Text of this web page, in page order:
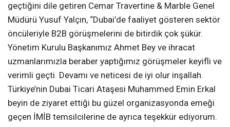
geçtiğini dile getiren Cemar Travertine & Marble Genel
Müdürü Yusuf Yalçın, “Dubai’de faaliyet gösteren sektör
öncüleriyle B2B görüşmelerini de bitirdik çok şükür.
Yönetim Kurulu Başkanımız Ahmet Bey ve ihracat
uzmanlarımızla beraber yaptığımız görüşmeler keyifli ve
verimli geçti. Devamı ve neticesi de iyi olur inşallah.
Türkiye’nin Dubai Ticari Ataşesi Muhammed Emin Erkal
beyin de ziyaret ettiği bu güzel organizasyonda emeği
geçen İMİB temsilcilerine de ayrıca teşekkür ediyorum.